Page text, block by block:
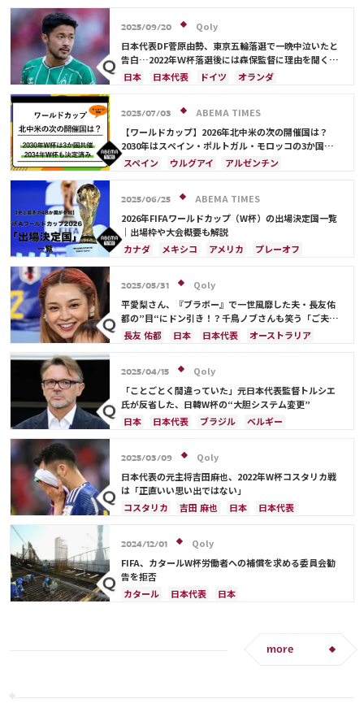
田中 碧
久保 建英 サディオ・マネ
板倉 滉
堂安 律 前田 大然 冨安 健洋
遠藤 航
相馬 勇紀
伊藤 洋輝 町野 修斗
谷 晃生
吉田 麻也 谷口 彰悟
2025/09/20
Qoly
日本代表DF菅原由勢、東京五輪落選で一晩中泣いたと
告白…2022年Ｗ杯落選後には森保監督に理由を聞く
「受け入れるのは難しかった」
日本 日本代表 ドイツ オランダ
2025/07/03
ABEMA TIMES
【ワールドカップ】2026年北中米の次の開催国は？
2030年はスペイン・ポルトガル・モロッコの3か国共
催！ ウルグアイ・アルゼンチン・パラグアイでも限定
スペイン ウルグアイ
アルゼンチン
サウジアラビア
メキシコ アメリカ
イングランド
日本 カナダ 韓国
セルビア
スイス
オーストラリア
2025/06/25
ABEMA TIMES
2026年FIFAワールドカップ（W杯）の出場決定国一覧
｜出場枠や大会概要も解説
カナダ
メキシコ アメリカ
プレーオフ
エクアドル
オーストラリア
2025/05/31
Qoly
平愛梨さん、『ブラボー』で一世風靡した夫・長友佑
都の”目“にドン引き！？千鳥ノブさんも笑う「ご夫人
から見ても…」
長友 佑都 日本 日本代表
オーストラリア
2025/04/15
Qoly
「ことごとく間違っていた」元日本代表監督トルシエ
氏が反省した、日韓W杯の“大胆システム変更”
日本
日本代表 ブラジル ベルギー
2025/03/09
Qoly
日本代表の元主将吉田麻也、2022年W杯コスタリカ戦
は「正直いい思い出ではない」
コスタリカ
吉田 麻也 日本
日本代表
2024/12/01
Qoly
FIFA、カタールW杯労働者への補償を求める委員会勧
告を拒否
カタール
日本代表 日本
more